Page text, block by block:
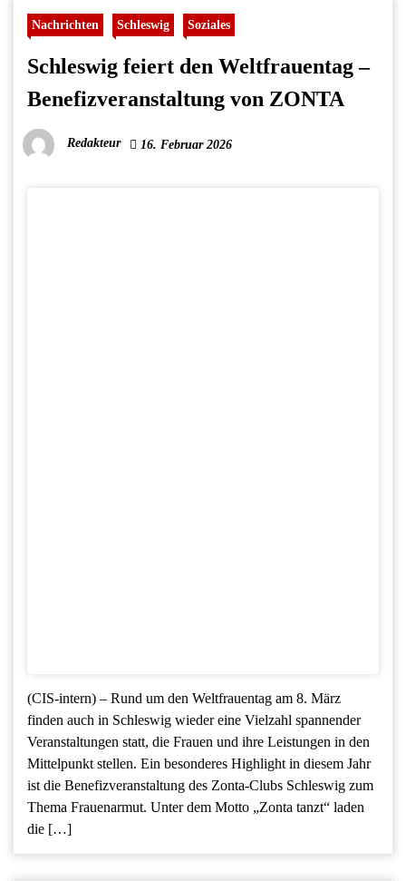
Nachrichten Schleswig Soziales
Schleswig feiert den Weltfrauentag –
Benefizveranstaltung von ZONTA
Redakteur 16. Februar 2026
(CIS-intern) – Rund um den Weltfrauentag am 8. März
finden auch in Schleswig wieder eine Vielzahl spannender
Veranstaltungen statt, die Frauen und ihre Leistungen in den
Mittelpunkt stellen. Ein besonderes Highlight in diesem Jahr
ist die Benefizveranstaltung des Zonta-Clubs Schleswig zum
Thema Frauenarmut. Unter dem Motto „Zonta tanzt“ laden
die […]